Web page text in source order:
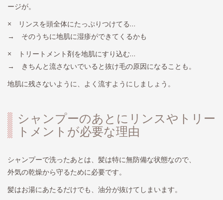
ージが。
× リンスを頭全体にたっぷりつけてる…
→ そのうちに地肌に湿疹ができてくるかも
× トリートメント剤を地肌にすり込む…
→ きちんと流さないでいると抜け毛の原因になることも。
地肌に残さないように、よく流すようにしましょう。
シャンプーのあとにリンスやトリー
トメントが必要な理由
シャンプーで洗ったあとは、髪は特に無防備な状態なので、
外気の乾燥から守るために必要です。
髪はお湯にあたるだけでも、油分が抜けてしまいます。